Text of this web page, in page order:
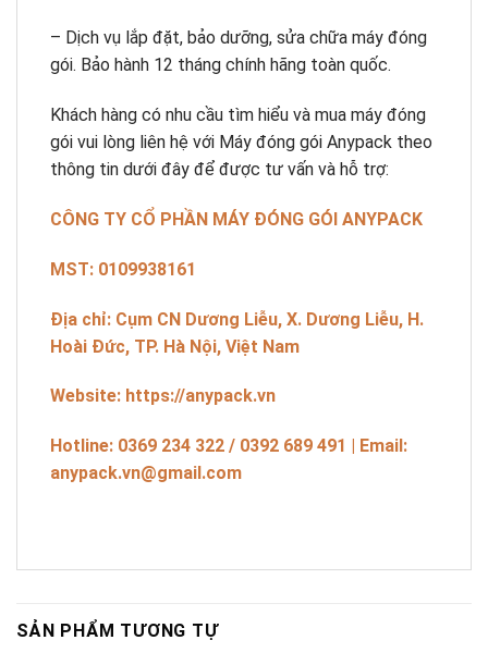
– Dịch vụ lắp đặt, bảo dưỡng, sửa chữa máy đóng
gói. Bảo hành 12 tháng chính hãng toàn quốc.
Khách hàng có nhu cầu tìm hiểu và mua máy đóng
gói vui lòng liên hệ với Máy đóng gói Anypack theo
thông tin dưới đây để được tư vấn và hỗ trợ:
CÔNG TY CỔ PHẦN MÁY ĐÓNG GÓI ANYPACK
MST: 0109938161
Địa chỉ: Cụm CN Dương Liễu, X. Dương Liễu, H.
Hoài Đức, TP. Hà Nội, Việt Nam
Website: https://anypack.vn
Hotline: 0369 234 322 / 0392 689 491 | Email:
anypack.vn@gmail.com
SẢN PHẨM TƯƠNG TỰ